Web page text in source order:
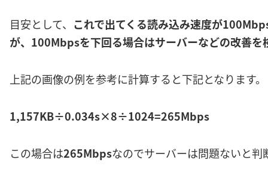
目安として、 これで出てくる読み込み速度が
が、100Mbpsを下回る場合はサーバーなどの改善を
上記の画像の例を参考に計算すると下記となります。
1,157KB÷0.034s×8÷1024=265Mbps
この場合は265Mbpsなのでサーバーは問題ないと判